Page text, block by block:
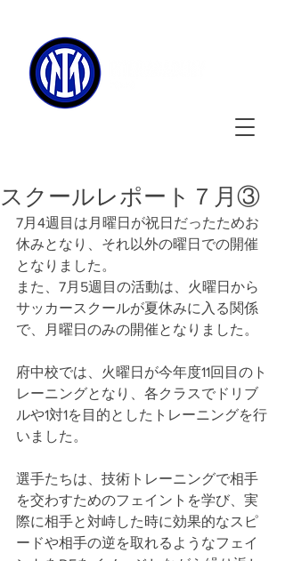
スクールレポート７月③
7月4週目は月曜日が祝日だったためお
休みとなり、それ以外の曜日での開催
となりました。
また、7月5週目の活動は、火曜日から
サッカースクールが夏休みに入る関係
で、月曜日のみの開催となりました。
府中校では、火曜日が今年度11回目のト
レーニングとなり、各クラスでドリブ
ルや1対1を目的としたトレーニングを行
いました。
選手たちは、技術トレーニングで相手
を交わすためのフェイントを学び、実
際に相手と対峙した時に効果的なスピ
ードや相手の逆を取れるようなフェイ